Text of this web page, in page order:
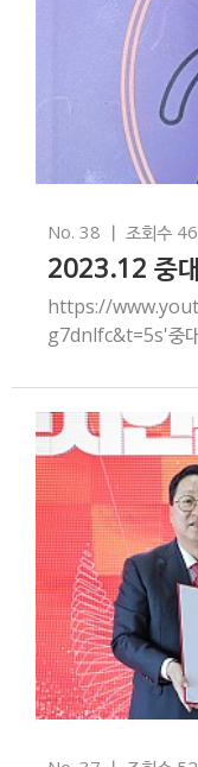
No. 38 ㅣ 조회수
2023.12 중
​https://
g7dnlfc&t=5s'중대